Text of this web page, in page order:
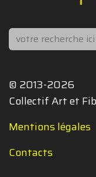
Rechercher
© 2013-2026
Collectif Art et
Mentions légales
Contacts